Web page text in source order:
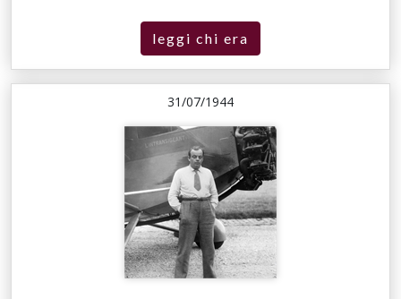
leggi chi era
31/07/1944